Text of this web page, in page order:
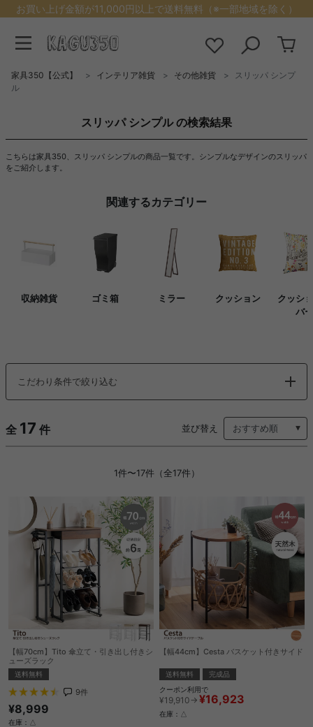
お買い上げ金額が11,000円以上で送料無料（※一部地域を除く）
家具350【公式】 インテリア雑貨 その他雑貨
スリッパ シンプ
ル
スリッパ シンプル の検索結果
こちらは家具350、スリッパ シンプルの商品一覧です。シンプルなデザインのスリッパ
をご紹介します。
関連するカテゴリー
収納雑貨 ゴミ箱 ミラー クッション
クッシ
バー
こだわり条件で絞り込む
全 17 件 並び替え
1件〜17件（全17件）
【幅70cm】Tito 傘立て・引き出し付きシ
ューズラック
送料無料
9件
¥8,999
在庫：△
【幅44cm】Cesta バスケット付きサイド
送料無料
完成品
クーポン利用で
¥19,910→ ¥16,923
在庫：△